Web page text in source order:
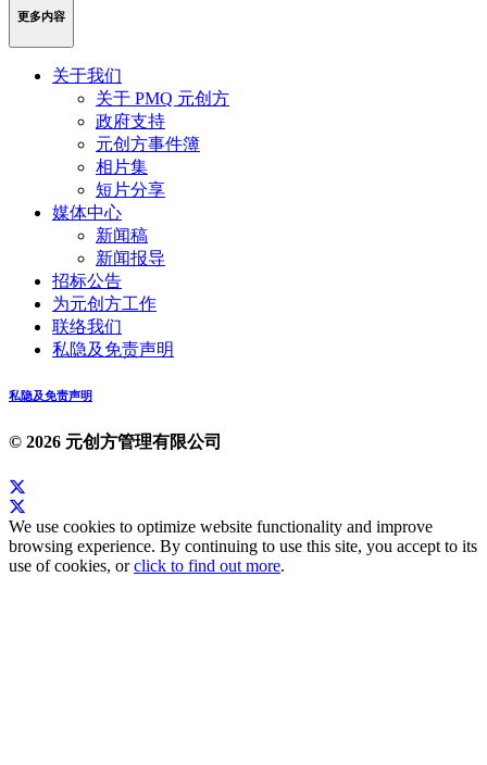
更多内容
关于我们
关于 PMQ 元创方
政府支持
元创方事件簿
相片集
短片分享
媒体中心
新闻稿
新闻报导
招标公告
为元创方工作
联络我们
私隐及免责声明
私隐及免责声明
© 2026 元创方管理有限公司
We use cookies to optimize website functionality and improve
browsing experience. By continuing to use this site, you accept to its
use of cookies, orclick to find out more.